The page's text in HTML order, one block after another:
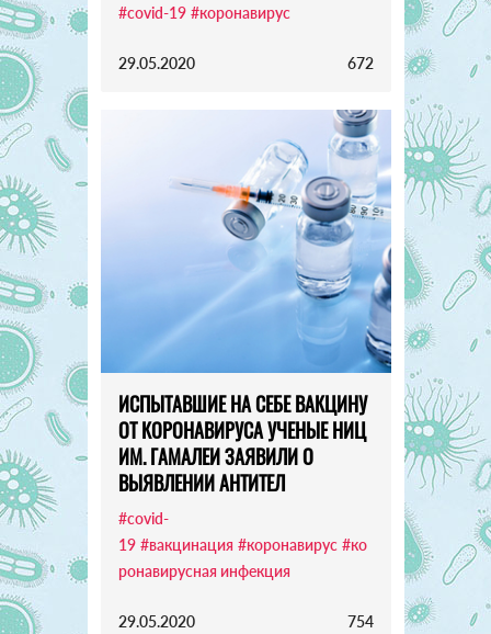
#covid-19 #коронавирус
29.05.2020 672
ИСПЫТАВШИЕ НА СЕБЕ ВАКЦИНУ
ОТ КОРОНАВИРУСА УЧЕНЫЕ НИЦ
ИМ. ГАМАЛЕИ ЗАЯВИЛИ О
ВЫЯВЛЕНИИ АНТИТЕЛ
#covid-
19 #вакцинация #коронавирус #ко
ронавирусная инфекция
29.05.2020 754